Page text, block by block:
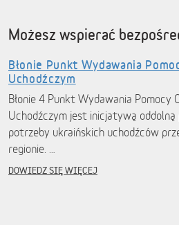
Możesz wspierać
Błonie Punkt Wydawania
Uchodźczym
Błonie 4 Punkt Wydawania Pomocy
Uchodźczym jest inicjatywą oddolną
potrzeby ukraińskich uchodźców
regionie. …
DOWIEDZ SIĘ WIĘCEJ